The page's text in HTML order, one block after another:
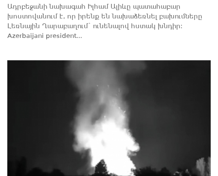
Ադրբեջանի նախագահ Իլհամ Ալիևը պատահաբար
խոստովանում է, որ իրենք են նախաձեռնել բախումները
Լեռնային Ղարաբաղում ՝ ունենալով հստակ խնդիր։
Azerbaijani president...